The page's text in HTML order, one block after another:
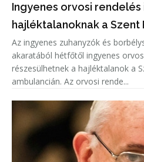
Ingyenes orvosi rendelés
hajléktalanoknak a
Az ingyenes zuhanyzók és
akaratából hétfőtől ingyenes
részesülhetnek a hajléktalanok a
ambulancián. Az orvosi rende...